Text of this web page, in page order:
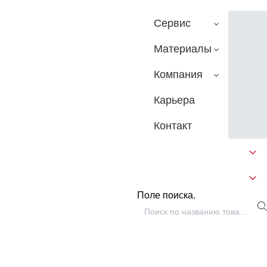
Сервис
Материалы
Компания
Карьера
Контакт
Поле поиска.